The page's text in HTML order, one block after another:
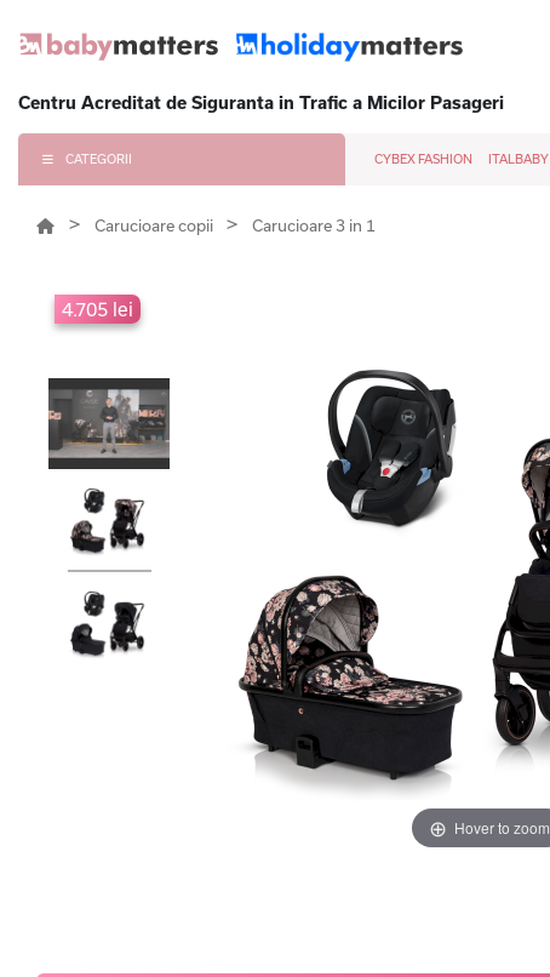
Centru Acreditat de Siguranta in Trafic a Micilor Pasageri
CATEGORII CYBEX FASHION ITALBABY
Carucioare copii Carucioare 3 in 1
4.705 lei
Hover to zoom